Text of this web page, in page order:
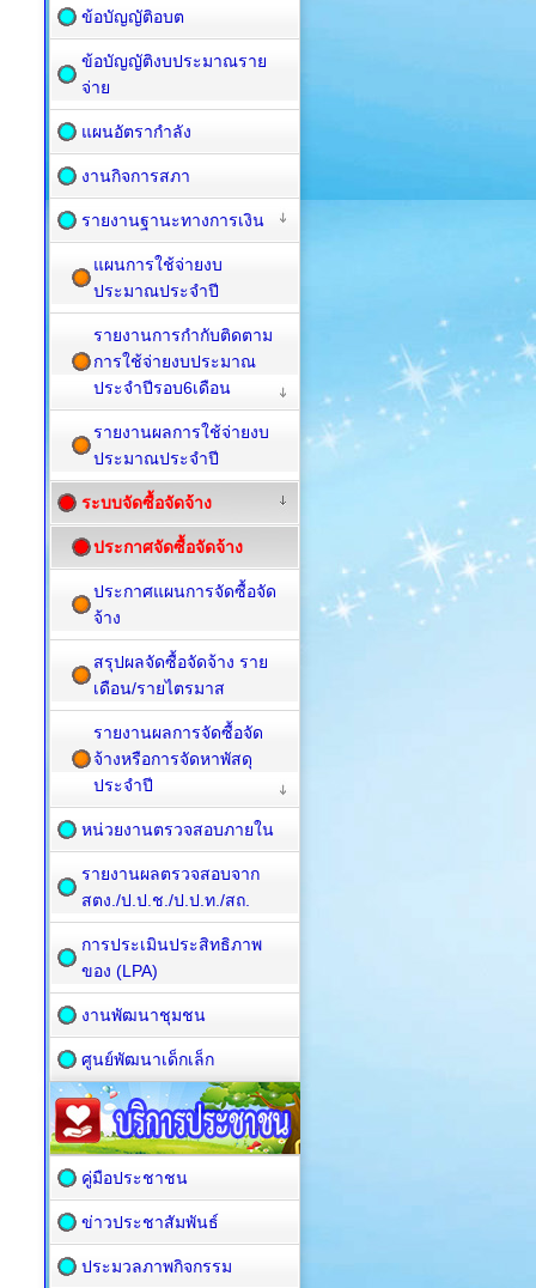
ข้อบัญญัติอบต
ข้อบัญญัติงบประมาณราย
จ่าย
แผนอัตรากำลัง
งานกิจการสภา
รายงานฐานะทางการเงิน
แผนการใช้จ่ายงบ
ประมาณประจำปี
รายงานการกำกับติดตาม
การใช้จ่ายงบประมาณ
ประจำปีรอบ6เดือน
รายงานผลการใช้จ่ายงบ
ประมาณประจำปี
ระบบจัดซื้อจัดจ้าง
ประกาศจัดซื้อจัดจ้าง
ประกาศแผนการจัดซื้อจัด
จ้าง
สรุปผลจัดซื้อจัดจ้าง ราย
เดือน/รายไตรมาส
รายงานผลการจัดซื้อจัด
จ้างหรือการจัดหาพัสดุ
ประจำปี
หน่วยงานตรวจสอบภายใน
รายงานผลตรวจสอบจาก
สตง./ป.ป.ช./ป.ป.ท./สถ.
การประเมินประสิทธิภาพ
ของ (LPA)
งานพัฒนาชุมชน
ศูนย์พัฒนาเด็กเล็ก
คู่มือประชาชน
ข่าวประชาสัมพันธ์
ประมวลภาพกิจกรรม